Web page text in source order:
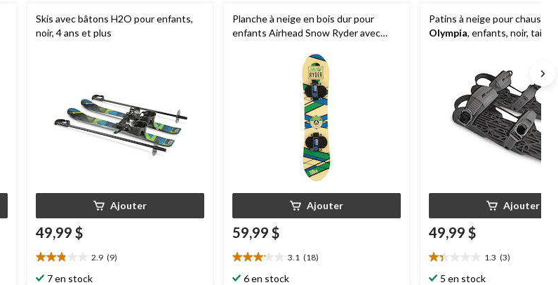
Skis avec bâtons H2O pour enfants,
noir, 4 ans et plus
Ajouter
49,99 $
2.9 (9)
2.9
étoile(s)
7 en stock
Planche à neige en bois dur pour
enfants Airhead Snow Ryder avec
débutants, 110 cm
Ajouter
59,99 $
3.1 (18)
3.1
étoile(s)
6 en stock
Patins à neige pour
Olympia, enfants, noir, taille
Ajouter
49,99 $
1.3 (3)
1.3
étoile(s)
5 en stock